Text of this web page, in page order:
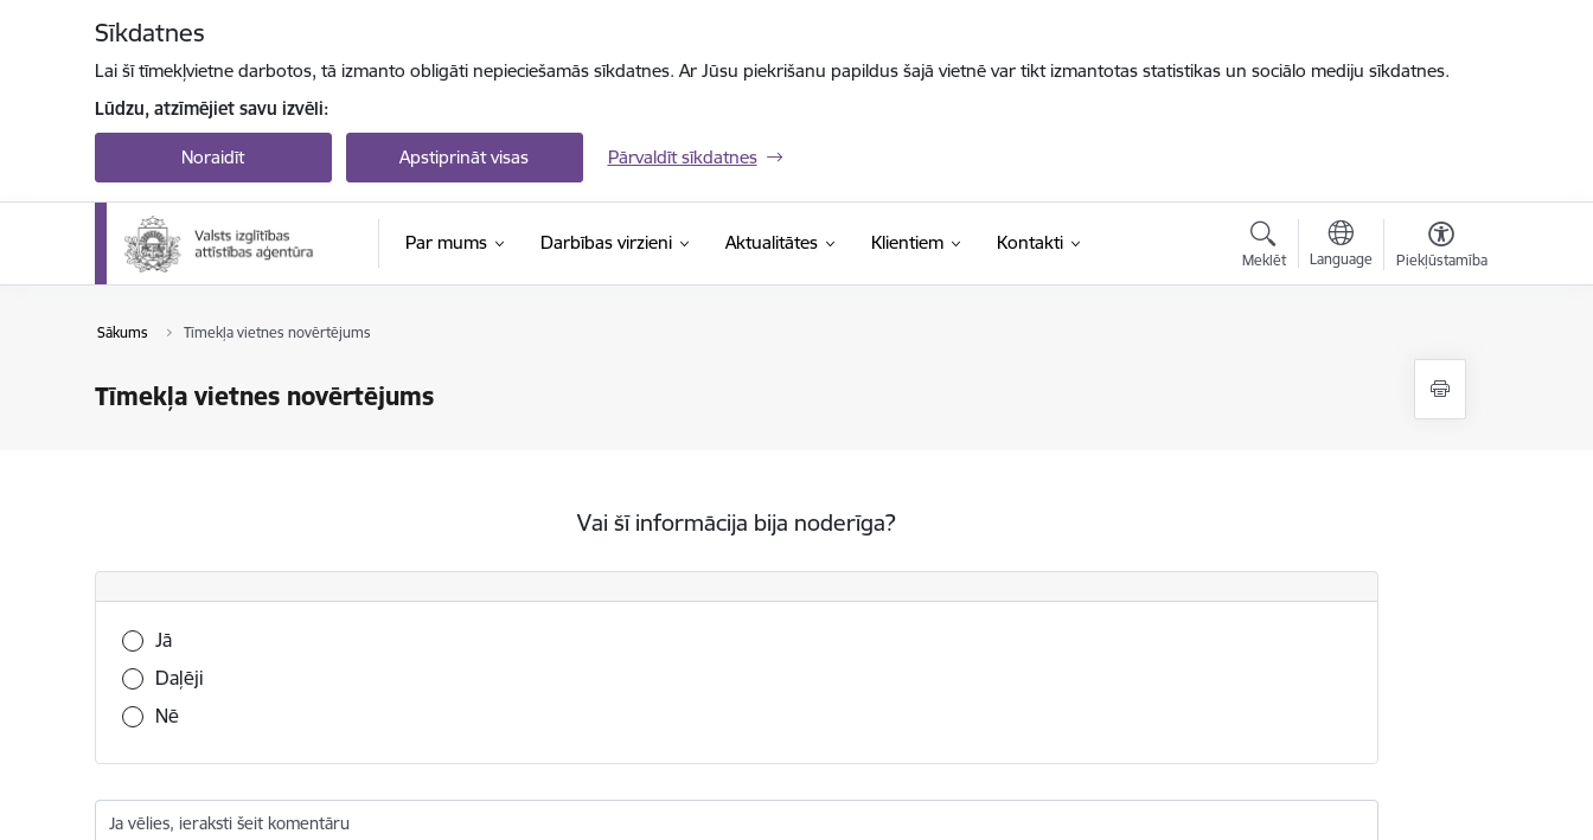
Sīkdatnes
Lai šī tīmekļvietne darbotos, tā izmanto obligāti nepieciešamās sīkdatnes. Ar Jūsu piekrišanu papildus šajā vietnē var tikt izmantotas statistikas un sociālo mediju sīkdatnes.
Lūdzu, atzīmējiet savu izvēli:
Noraidīt Apstiprināt visas Pārvaldīt sīkdatnes
Par mums Darbības virzieni Aktualitātes Klientiem Kontakti
Meklēt Language Piekļūstamība
Sākums Tīmekļa vietnes novērtējums
Tīmekļa vietnes novērtējums
Vai šī informācija bija noderīga?
Vai šī informācija bija noderīga?
Jā
Daļēji
Nē
Ja vēlies, ieraksti šeit komentāru